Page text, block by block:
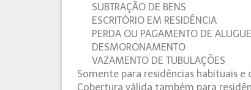
SUBTRAÇÃO DE BENS
ESCRITÓRIO EM RESIDÊNCIA
PERDA OU PAGAMENTO DE
DESMORONAMENTO
VAZAMENTO DE TUBULAÇÕES
Somente para residências habituais e
Cobertura válida também para